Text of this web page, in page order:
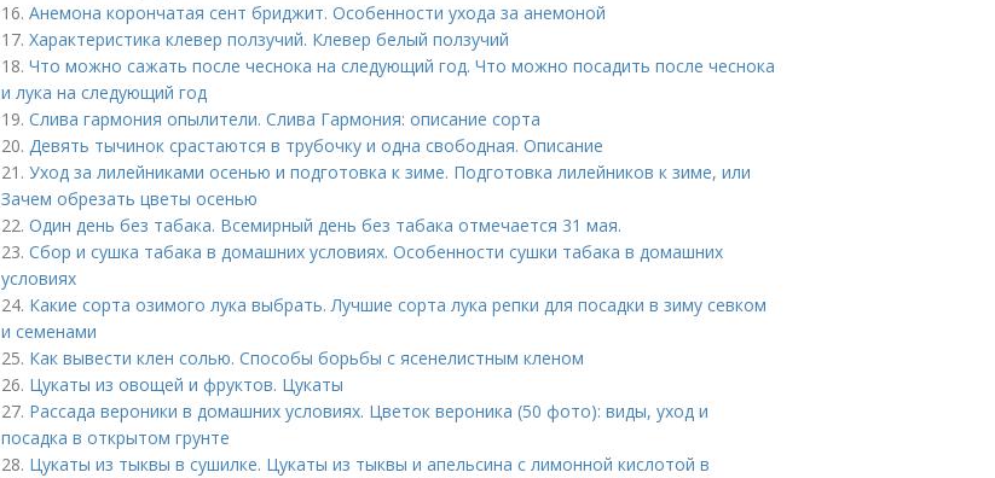
16. Анемона корончатая сент бриджит. Особенности ухода за анемоной
17. Характеристика клевер ползучий. Клевер белый ползучий
18. Что можно сажать после чеснока на следующий год. Что можно посадить после чеснока
и лука на следующий год
19. Слива гармония опылители. Слива Гармония: описание сорта
20. Девять тычинок срастаются в трубочку и одна свободная. Описание
21. Уход за лилейниками осенью и подготовка к зиме. Подготовка лилейников к зиме, или
Зачем обрезать цветы осенью
22. Один день без табака. Всемирный день без табака отмечается 31 мая.
23. Сбор и сушка табака в домашних условиях. Особенности сушки табака в домашних
условиях
24. Какие сорта озимого лука выбрать. Лучшие сорта лука репки для посадки в зиму севком
и семенами
25. Как вывести клен солью. Способы борьбы с ясенелистным кленом
26. Цукаты из овощей и фруктов. Цукаты
27. Рассада вероники в домашних условиях. Цветок вероника (50 фото): виды, уход и
посадка в открытом грунте
28. Цукаты из тыквы в сушилке. Цукаты из тыквы и апельсина с лимонной кислотой в